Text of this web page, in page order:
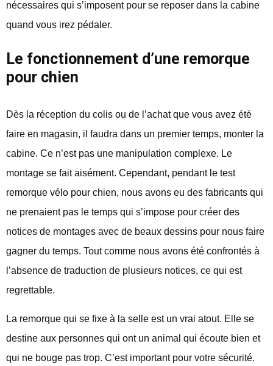
nécessaires qui s’imposent pour se reposer dans la cabine
quand vous irez pédaler.
Le fonctionnement d’une remorque
pour chien
Dès la réception du colis ou de l’achat que vous avez été
faire en magasin, il faudra dans un premier temps, monter la
cabine. Ce n’est pas une manipulation complexe. Le
montage se fait aisément. Cependant, pendant le test
remorque vélo pour chien, nous avons eu des fabricants qui
ne prenaient pas le temps qui s’impose pour créer des
notices de montages avec de beaux dessins pour nous faire
gagner du temps. Tout comme nous avons été confrontés à
l’absence de traduction de plusieurs notices, ce qui est
regrettable.
La remorque qui se fixe à la selle est un vrai atout. Elle se
destine aux personnes qui ont un animal qui écoute bien et
qui ne bouge pas trop. C’est important pour votre sécurité.